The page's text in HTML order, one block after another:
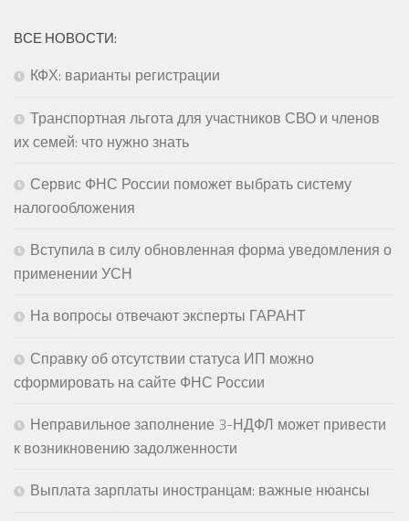
ВСЕ НОВОСТИ:
КФХ: варианты регистрации
Транспортная льгота для участников СВО и членов
их семей: что нужно знать
Сервис ФНС России поможет выбрать систему
налогообложения
Вступила в силу обновленная форма уведомления о
применении УСН
На вопросы отвечают эксперты ГАРАНТ
Справку об отсутствии статуса ИП можно
сформировать на сайте ФНС России
Неправильное заполнение 3-НДФЛ может привести
к возникновению задолженности
Выплата зарплаты иностранцам: важные нюансы